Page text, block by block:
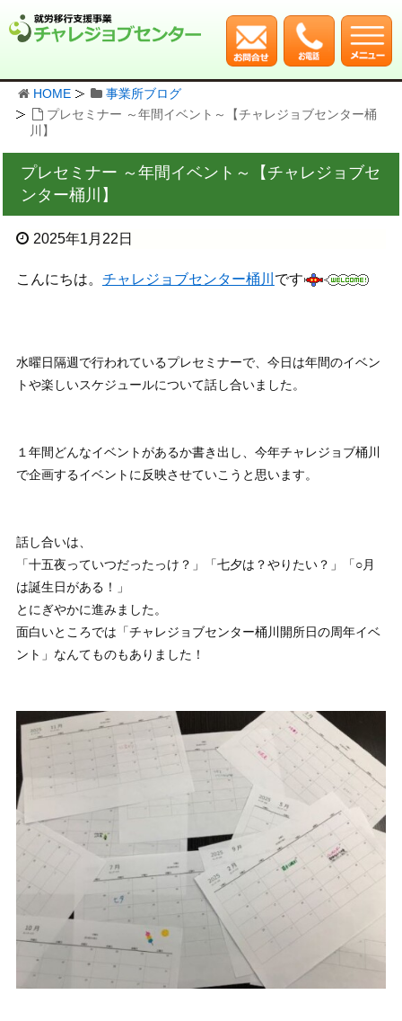
HOME
事業所ブログ
プレセミナー ～年間イベント～【チャレジョブセンター桶
川】
プレセミナー ～年間イベント～【チャレジョブセ
ンター桶川】
2025年1月22日
こんにちは。 チャレジョブセンター桶川 です
水曜日隔週で行われているプレセミナーで、今日は年間のイベン
トや楽しいスケジュールについて話し合いました。
１年間どんなイベントがあるか書き出し、今年チャレジョブ桶川
で企画するイベントに反映させていこうと思います。
話し合いは、
「十五夜っていつだったっけ？」「七夕は？やりたい？」「○月
は誕生日がある！」
とにぎやかに進みました。
面白いところでは「チャレジョブセンター桶川開所日の周年イベ
ント」なんてものもありました！